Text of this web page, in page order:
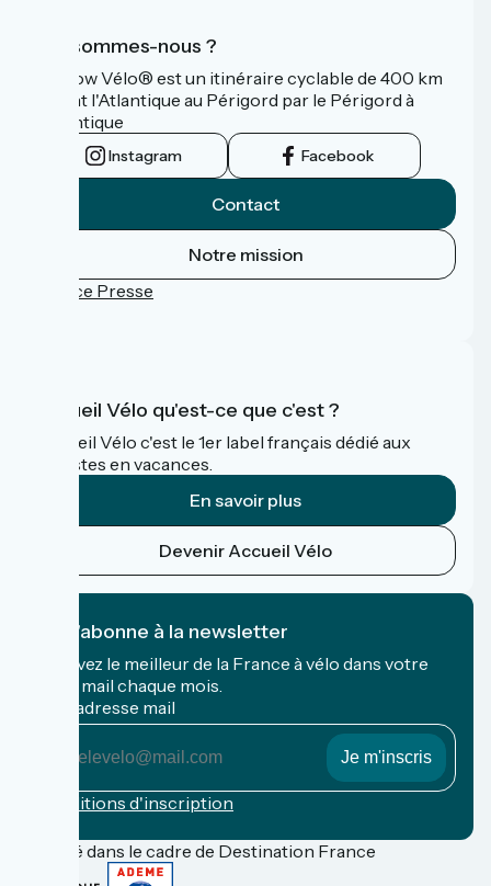
Qui sommes-nous ?
La Flow Vélo® est un itinéraire cyclable de 400 km
reliant l'Atlantique au Périgord par le Périgord à
l’Atlantique
Instagram Facebook
Contact
Notre mission
Espace Presse
Accueil Vélo qu'est-ce que c'est ?
Accueil Vélo c'est le 1er label français dédié aux
cyclistes en vacances.
En savoir plus
Devenir Accueil Vélo
Je m'abonne à la newsletter
Recevez le meilleur de la France à vélo dans votre
boîte mail chaque mois.
Mon adresse mail
Mon
adresse
Conditions d'inscription
Financé dans le cadre de Destination France